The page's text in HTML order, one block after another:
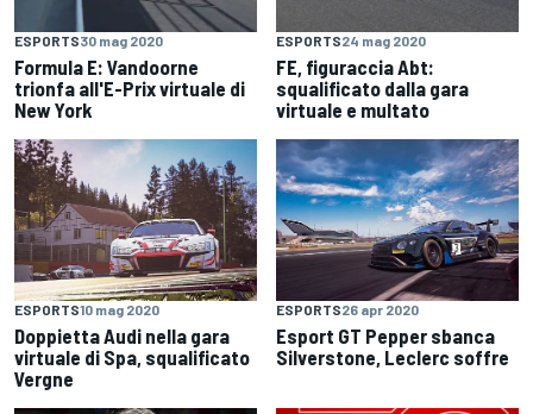
ESPORTS30 mag 2020
Formula E: Vandoorne
trionfa all'E-Prix virtuale di
New York
ESPORTS24 mag 2020
FE, figuraccia Abt:
squalificato dalla gara
virtuale e multato
ESPORTS10 mag 2020
Doppietta Audi nella gara
virtuale di Spa, squalificato
Vergne
ESPORTS26 apr 2020
Esport GT Pepper sbanca
Silverstone, Leclerc soffre